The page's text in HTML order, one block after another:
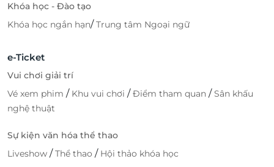
Khóa học - Đào tạo
Khóa học ngắn hạn/Trung tâm Ngoại ngữ
e-Ticket
Vui chơi giải trí
Vé xem phim / Khu vui chơi /Điểm tham quan /Sân khấu
nghệ thuật
Sự kiện văn hóa thể thao
Liveshow /Thể thao / Hội thảo khóa học